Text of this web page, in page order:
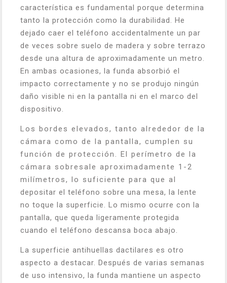
característica es fundamental porque determina
tanto la protección como la durabilidad. He
dejado caer el teléfono accidentalmente un par
de veces sobre suelo de madera y sobre terrazo
desde una altura de aproximadamente un metro.
En ambas ocasiones, la funda absorbió el
impacto correctamente y no se produjo ningún
daño visible ni en la pantalla ni en el marco del
dispositivo.
Los bordes elevados, tanto alrededor de la
cámara como de la pantalla, cumplen su
función de protección. El perímetro de la
cámara sobresale aproximadamente 1-2
milímetros, lo suficiente para que al
depositar el teléfono sobre una mesa, la lente
no toque la superficie. Lo mismo ocurre con la
pantalla, que queda ligeramente protegida
cuando el teléfono descansa boca abajo.
La superficie antihuellas dactilares es otro
aspecto a destacar. Después de varias semanas
de uso intensivo, la funda mantiene un aspecto